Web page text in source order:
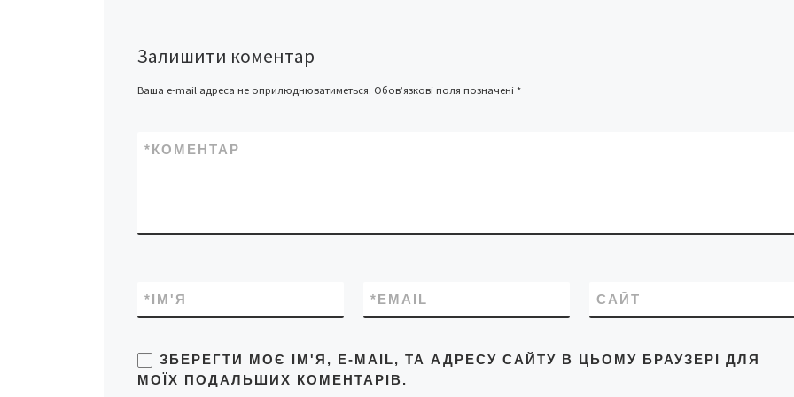
Залишити коментар
Ваша e-mail адреса не оприлюднюватиметься. Обов’язкові поля позначені *
КОМЕНТАР
*
ІМ'Я
* EMAIL
* САЙТ
ЗБЕРЕГТИ МОЄ ІМ'Я, E-MAIL, ТА АДРЕСУ САЙТУ В ЦЬОМУ БРАУЗЕРІ ДЛЯ
МОЇХ ПОДАЛЬШИХ КОМЕНТАРІВ.